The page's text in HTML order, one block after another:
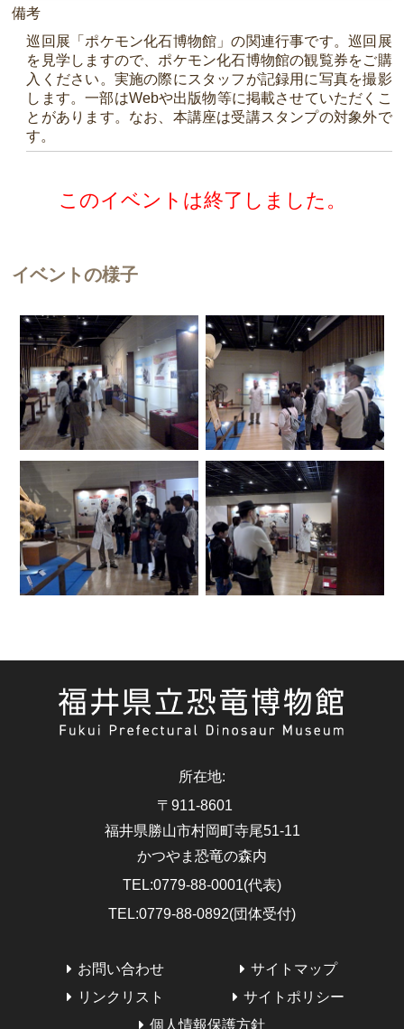
備考
巡回展「ポケモン化石博物館」の関連行事です。巡回展
を見学しますので、ポケモン化石博物館の観覧券をご購
入ください。実施の際にスタッフが記録用に写真を撮影
します。一部はWebや出版物等に掲載させていただくこ
とがあります。なお、本講座は受講スタンプの対象外で
す。
このイベントは終了しました。
イベントの様子
所在地:
〒911-8601
福井県勝山市村岡町寺尾51-11
かつやま恐竜の森内
TEL:0779-88-0001(代表)
TEL:0779-88-0892(団体受付)
お問い合わせ
サイトマップ
リンクリスト
サイトポリシー
個人情報保護方針